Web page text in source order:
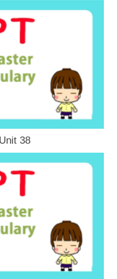
38